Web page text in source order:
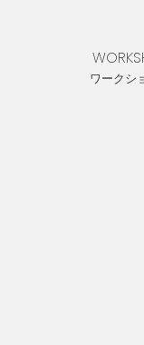
ワークシ